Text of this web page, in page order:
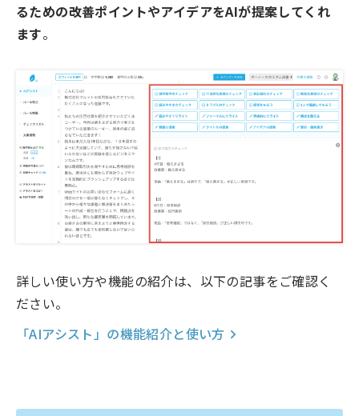
るための改善ポイントやアイデアをAIが提案してくれ
ます。
詳しい使い方や機能の紹介は、以下の記事をご確認く
ださい。
「AIアシスト」の機能紹介と使い方